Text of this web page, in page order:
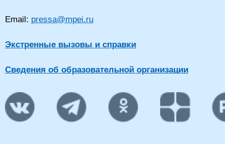
Email: pressa@mpei.ru
Экстренные вызовы и справки
Сведения об образовательной организации